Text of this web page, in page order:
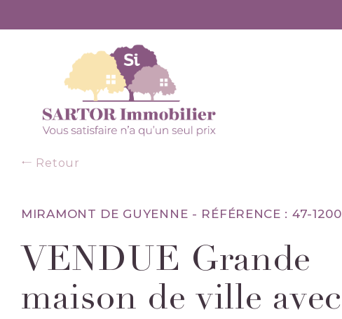
Retour
MIRAMONT DE GUYENNE - RÉFÉRENCE : 47-1200
VENDUE Grande
maison de ville avec